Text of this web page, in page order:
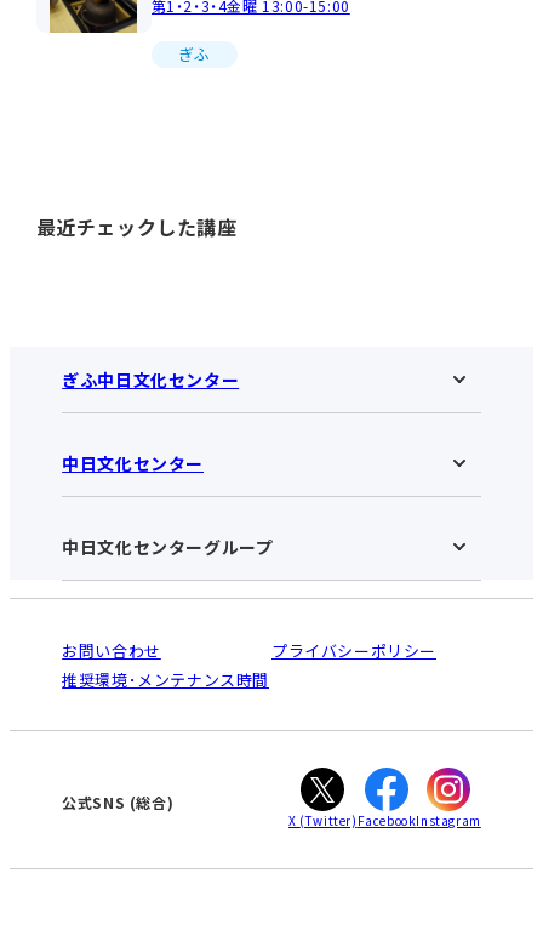
第1・2・3・4金曜 13:00-15:00
ぎふ
最近チェックした講座
ぎふ中日文化センター
ぎふ中日文化センターHOME
お知らせ
アクセス･営業時間
お申し込みの流れ
入会と受講のご案内
中日文化センター
中日文化センターHOME
中日文化センターとは
受講規約・会員特典
ご利用ガイド
オンライン講座受講の手順
WEBサイトのよくある質問
中日文化センターグループ
南大高
犬山
高蔵寺
大垣
津
お問い合わせ
プライバシーポリシー
推奨環境･メンテナンス時間
公式SNS (総合)
X (Twitter) FacebookInstagram